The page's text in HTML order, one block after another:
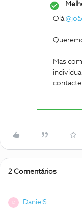
Olá
Mas
2 Comentários
D DanielS